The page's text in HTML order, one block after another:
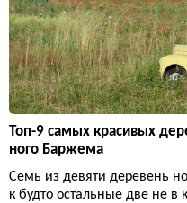
Топ-9 самых красивых
ного Баржема
Семь из девяти деревень
к будто остальные две не в